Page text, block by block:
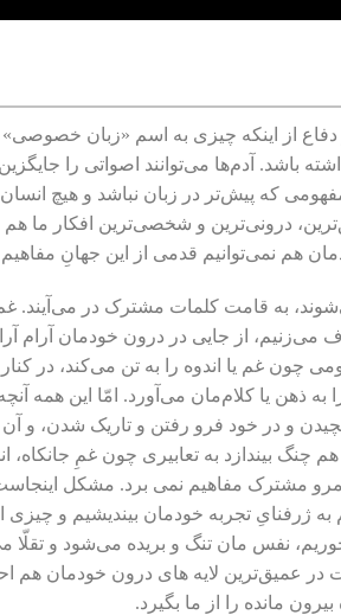
دفاع از اینکه چیزی به اسم «زبان
باشد. آدم‌ها می‌توانند اصواتی را
که پیش‌تر در زبان نباشد و هیچ
درونی‌ترین و شخصی‌ترین افکار ما
هم نمی‌توانیم قدمی از این جهانِ
به قامت کلمات مشترک در می‌آیند.
از جایی در درون خودمان آرام
چون غم یا اندوه را به تن می‌کند، در
ذهن یا کلام‌مان می‌آورد. امّا این همه
و در خود فرو رفتن و تاریک شدن، و
بیندازد به تعابیری چون غمِ جانکاه،
مشترک مفاهیم نمی برد. مشکل
ژرفنایِ تجربه خودمان بیندیشیم و چیزی
نفس مان تنگ و بریده می‌شود و تقلّا
در عمیق‌ترین لایه های درون خودمان هم
مانده را از ما بگیرد.